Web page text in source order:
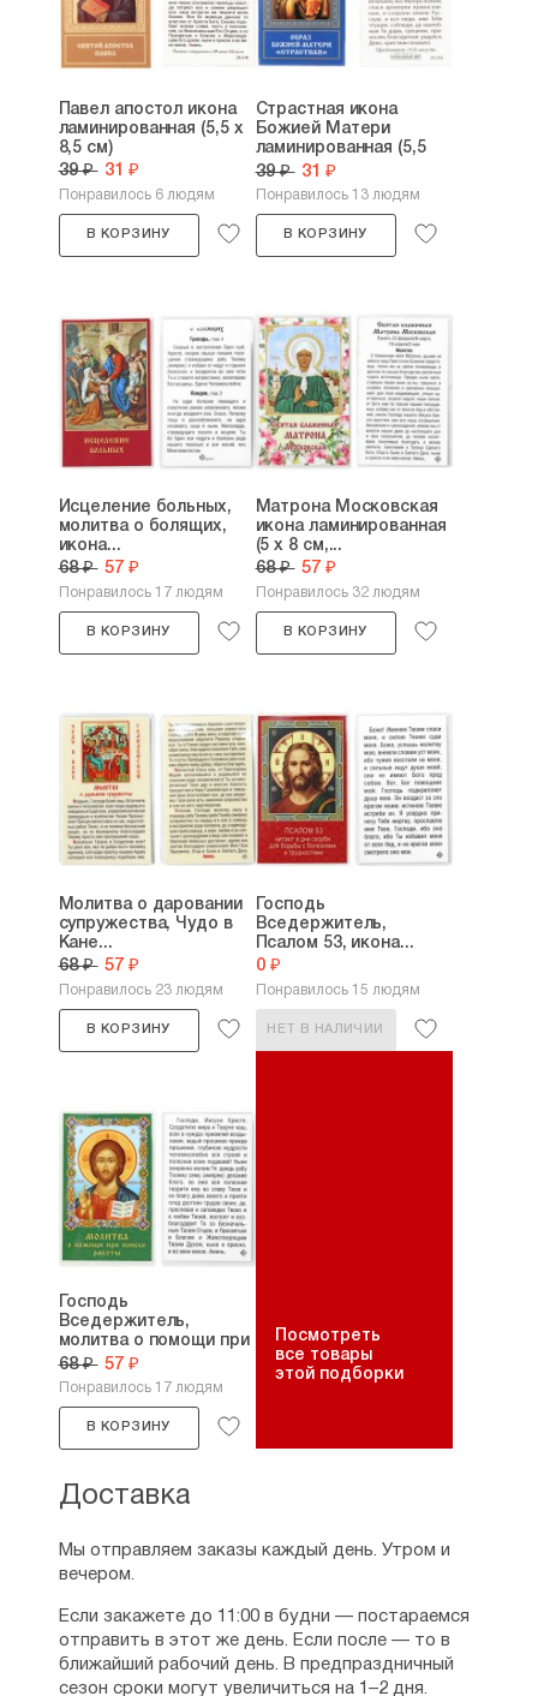
Павел апостол икона
ламинированная (5,5 х
8,5 см)
39 ₽ 31 ₽
Понравилось 6 людям
В КОРЗИНУ
Страстная икона
Божией Матери
ламинированная (5,5
х...
39 ₽ 31 ₽
Понравилось 13 людям
В КОРЗИНУ
Исцеление больных,
молитва о болящих,
икона...
68 ₽ 57 ₽
Понравилось 17 людям
В КОРЗИНУ
Матрона Московская
икона ламинированная
(5 х 8 см,...
68 ₽ 57 ₽
Понравилось 32 людям
В КОРЗИНУ
Молитва о даровании
супружества, Чудо в
Кане...
68 ₽ 57 ₽
Понравилось 23 людям
В КОРЗИНУ
Господь
Вседержитель,
Псалом 53, икона...
0 ₽
Понравилось 15 людям
НЕТ В НАЛИЧИИ
Господь
Вседержитель,
молитва о помощи при
поиске...
68 ₽ 57 ₽
Понравилось 17 людям
В КОРЗИНУ
Посмотреть
все товары
этой подборки
Доставка
Мы отправляем заказы каждый день. Утром и
вечером.
Если закажете до 11:00 в будни — постараемся
отправить в этот же день. Если после — то в
ближайший рабочий день. В предпраздничный
сезон сроки могут увеличиться на 1–2 дня.